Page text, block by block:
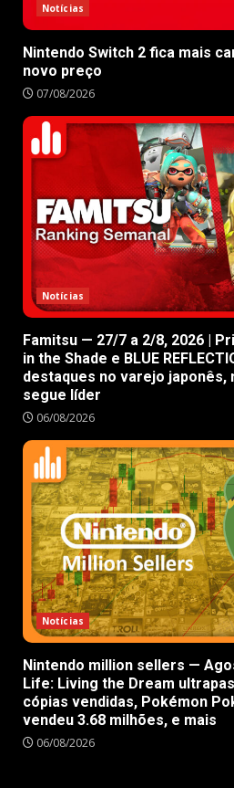
Notícias
Nintendo Switch 2 fica mais
novo preço
07/08/2026
Notícias
Famitsu — 27/7 a 2/8, 2026 |
in the Shade e BLUE
destaques no varejo japonês,
segue líder
06/08/2026
Notícias
Nintendo million sellers —
Life: Living the Dream
cópias vendidas, Pokémon
vendeu 3.68 milhões, e mais
06/08/2026